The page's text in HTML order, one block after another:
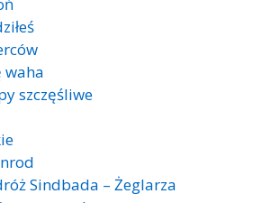
waha
szczęśliwe
Sindbada – Żeglarza